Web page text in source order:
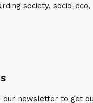
society, socio-
our newsletter to get